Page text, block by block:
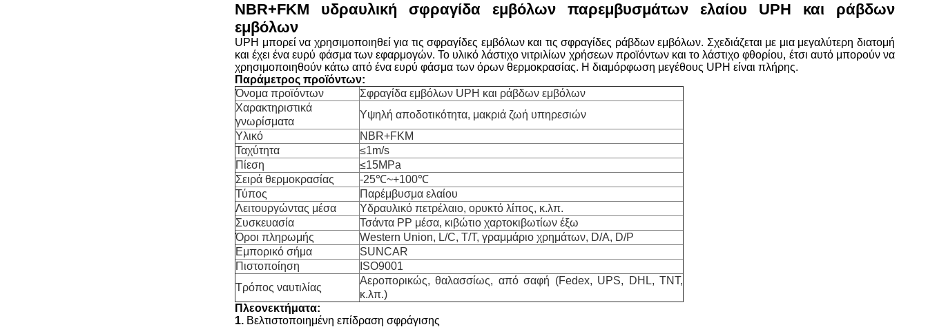
NBR+FKM υδραυλική σφραγίδα εμβόλων παρεμβυσμάτων ελαίου UPH και ράβδων
εμβόλων
UPH μπορεί να χρησιμοποιηθεί για τις σφραγίδες εμβόλων και τις σφραγίδες ράβδων εμβόλων. Σχεδιάζεται με μια μεγαλύτερη διατομή
και έχει ένα ευρύ φάσμα των εφαρμογών. Το υλικό λάστιχο νιτριλίων χρήσεων προϊόντων και το λάστιχο φθορίου, έτσι αυτό μπορούν να
χρησιμοποιηθούν κάτω από ένα ευρύ φάσμα των όρων θερμοκρασίας. Η διαμόρφωση μεγέθους UPH είναι πλήρης.
Παράμετρος προϊόντων:
Όνομα προϊόντων
Σφραγίδα εμβόλων UPH και ράβδων εμβόλων
Χαρακτηριστικά
γνωρίσματα
Υψηλή αποδοτικότητα, μακριά ζωή υπηρεσιών
Υλικό
NBR+FKM
Ταχύτητα
≤1m/s
Πίεση
≤15MPa
Σειρά θερμοκρασίας
-25℃~+100℃
Τύπος
Παρέμβυσμα ελαίου
Λειτουργώντας μέσα
Υδραυλικό πετρέλαιο, ορυκτό λίπος, κ.λπ.
Συσκευασία
Τσάντα PP μέσα, κιβώτιο χαρτοκιβωτίων έξω
Όροι πληρωμής
Western Union, L/C, T/T, γραμμάριο χρημάτων, D/A, D/P
Εμπορικό σήμα
SUNCAR
Πιστοποίηση
ISO9001
Τρόπος ναυτιλίας
Αεροπορικώς, θαλασσίως, από σαφή (Fedex, UPS, DHL, TNT,
κ.λπ.)
Πλεονεκτήματα:
1. Βελτιστοποιημένη επίδραση σφράγισης